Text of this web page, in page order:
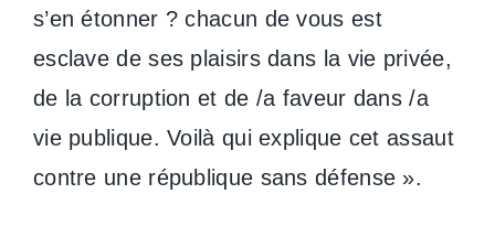
s’en étonner ? chacun de vous est
esclave de ses plaisirs dans la vie privée,
de la corruption et de /a faveur dans /a
vie publique. Voilà qui explique cet assaut
contre une république sans défense ».